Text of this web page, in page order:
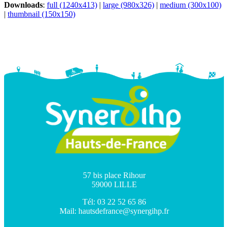
Downloads: full (1240x413) | large (980x326) | medium (300x100)
| thumbnail (150x150)
57 bis place Rihour
59000 LILLE
Tél: 03 22 52 65 86
Mail: hautsdefrance@synergihp.fr